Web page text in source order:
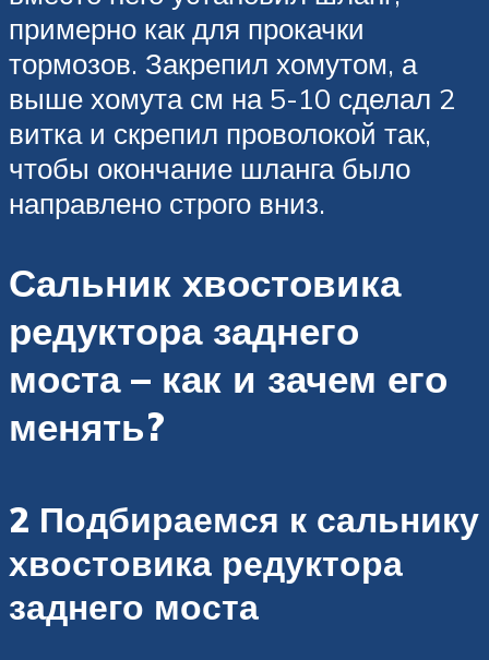
примерно как для прокачки
тормозов. Закрепил хомутом, а
выше хомута см на 5-10 сделал 2
витка и скрепил проволокой так,
чтобы окончание шланга было
направлено строго вниз.
Сальник хвостовика
редуктора заднего
моста – как и зачем его
менять?
2 Подбираемся к сальнику
хвостовика редуктора
заднего моста